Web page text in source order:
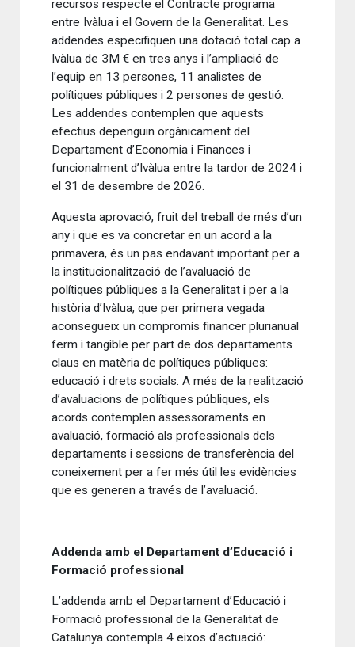
recursos respecte el Contracte programa
entre Ivàlua i el Govern de la Generalitat. Les
addendes especifiquen una dotació total cap a
Ivàlua de 3M € en tres anys i l’ampliació de
l’equip en 13 persones, 11 analistes de
polítiques públiques i 2 persones de gestió.
Les addendes contemplen que aquests
efectius depenguin orgànicament del
Departament d’Economia i Finances i
funcionalment d’Ivàlua entre la tardor de 2024 i
el 31 de desembre de 2026.
Aquesta aprovació, fruit del treball de més d’un
any i que es va concretar en un acord a la
primavera, és un pas endavant important per a
la institucionalització de l’avaluació de
polítiques públiques a la Generalitat i per a la
història d’Ivàlua, que per primera vegada
aconsegueix un compromís financer plurianual
ferm i tangible per part de dos departaments
claus en matèria de polítiques públiques:
educació i drets socials. A més de la realització
d’avaluacions de polítiques públiques, els
acords contemplen assessoraments en
avaluació, formació als professionals dels
departaments i sessions de transferència del
coneixement per a fer més útil les evidències
que es generen a través de l’avaluació.
Addenda amb el Departament d’Educació i
Formació professional
L’addenda amb el Departament d’Educació i
Formació professional de la Generalitat de
Catalunya contempla 4 eixos d’actuació: